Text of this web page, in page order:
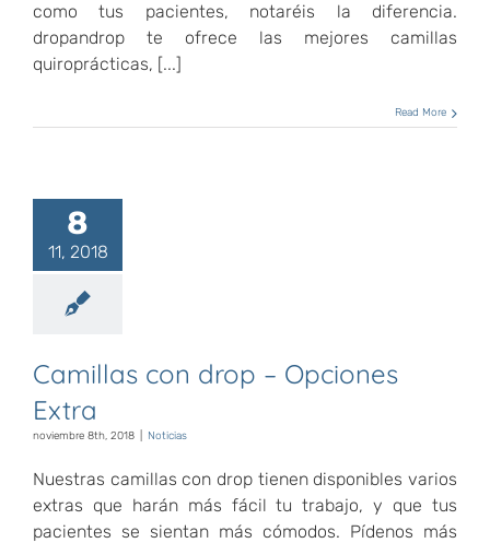
como tus pacientes, notaréis la diferencia.
dropandrop te ofrece las mejores camillas
quiroprácticas, [...]
Read More
8
11, 2018
Camillas con drop – Opciones
Extra
noviembre 8th, 2018 Noticias
Nuestras camillas con drop tienen disponibles varios
extras que harán más fácil tu trabajo, y que tus
pacientes se sientan más cómodos. Pídenos más